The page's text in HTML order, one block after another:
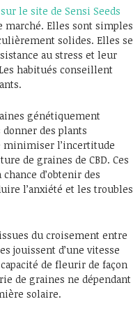
sur le site de Sensi Seeds
Elles sont simples
solides. Elles se
au stress et leur
habitués conseillent
génétiquement
des plants
minimiser l’incertitude
de graines de CBD. Ces
d’obtenir des
l’anxiété et les troubles
du croisement entre
jouissent d’une vitesse
de fleurir de façon
de graines ne dépendant
solaire.